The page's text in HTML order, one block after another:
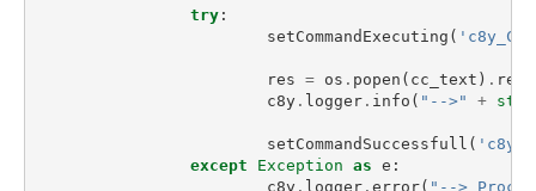
try:
setCommandExecuting (
res = os . popen ( cc_text ) . read
c8y. logger. info ( "-->" + str
setCommandSuccessfull (
except
Exception as e :
c8y. logger. error( "-->